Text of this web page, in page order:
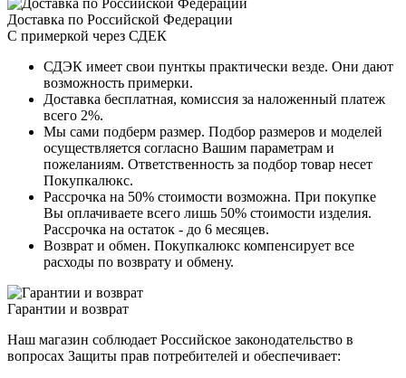
Доставка по Российской Федерации
С примеркой через СДЕК
СДЭК имеет свои пунткы практически везде. Они дают
возможность примерки.
Доставка бесплатная, комиссия за наложенный платеж
всего 2%.
Мы сами подберм размер. Подбор размеров и моделей
осуществляется согласно Вашим параметрам и
пожеланиям. Ответственность за подбор товар несет
Покупкалюкс.
Рассрочка на 50% стоимости возможна. При покупке
Вы оплачиваете всего лишь 50% стоимости изделия.
Рассрочка на остаток - до 6 месяцев.
Возврат и обмен. Покупкалюкс компенсирует все
расходы по возврату и обмену.
Гарантии и возврат
Наш магазин соблюдает Российское законодательство в
вопросах Защиты прав потребителей и обеспечивает: